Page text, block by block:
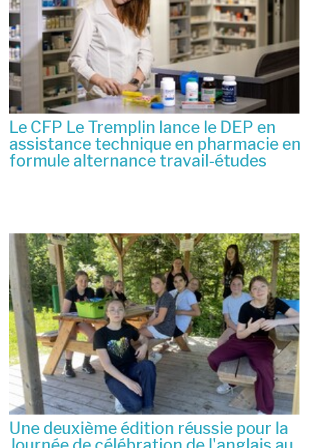
Le CFP Le Tremplin lance le DEP en
assistance technique en pharmacie en
formule alternance travail-études
Une deuxième édition réussie pour la